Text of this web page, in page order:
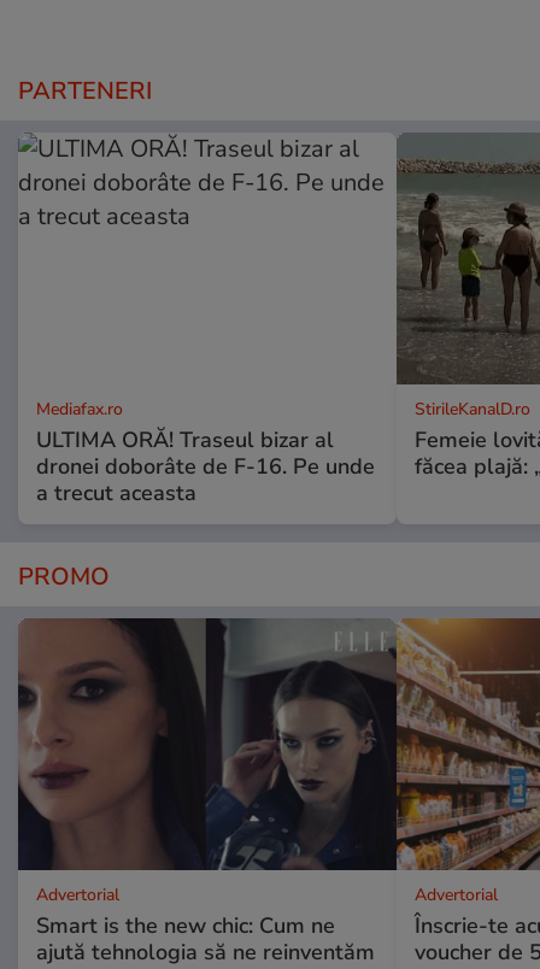
PARTENERI
Mediafax.ro
ULTIMA ORĂ! Traseul bizar al
dronei doborâte de F-16. Pe unde
a trecut aceasta
StirileKanalD.ro
Femeie
făcea plajă:
PROMO
Advertorial
Smart is the new chic: Cum ne
ajută tehnologia să ne reinventăm
Advertorial
Înscrie-te
voucher de